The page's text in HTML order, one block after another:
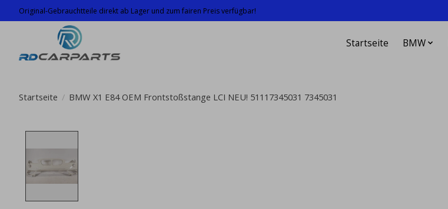
Original-Gebrauchtteile direkt ab Lager und zum fairen Preis verfügbar!
Startseite BMW
Startseite / BMW X1 E84 OEM Frontstoßstange LCI NEU! 51117345031 7345031